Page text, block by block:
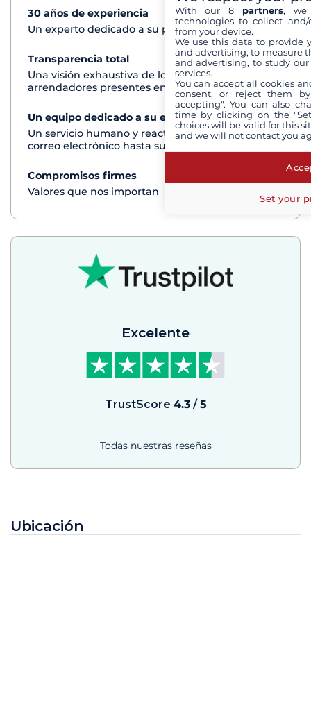
30 años de experiencia
Ver+
Un experto dedicado a su proyecto de crucero
Transparencia total
Ver+
Una visión exhaustiva de los barcos de todos los
arrendadores presentes en cada destino
Un equipo dedicado a su experiencia
Ver+
Un servicio humano y reactivo por teléfono o
correo electrónico hasta su regreso del crucero
Compromisos firmes
Valores que nos importan
Excelente
TrustScore 4.3/5
Todas nuestras reseñas
Ubicación
With our 8 partners, we
technologies to collect
from your device.
We use this data to provide
and advertising, to measure
and advertising, to study
services.
You can accept all cookies
consent, or reject them
accepting". You can also
time by clicking on the
choices will be valid for this
and we will not contact you
Set your